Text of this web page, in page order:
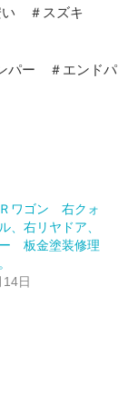
＃スズキ
パー ＃エンドパ
ワゴン 右クォ
、右リヤドア、
板金塗装修理
日